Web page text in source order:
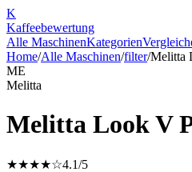
K
Kaffeebewertung
Alle MaschinenKategorien
Home/Alle Maschinen/filter/Melitta
ME
Melitta
Melitta Look V
★★★★☆4.1/5